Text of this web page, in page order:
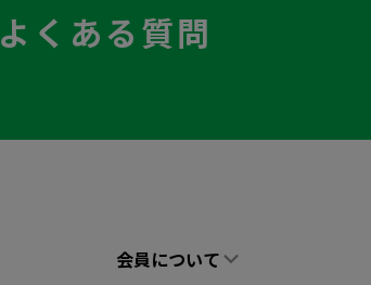
よくある質問
会員について